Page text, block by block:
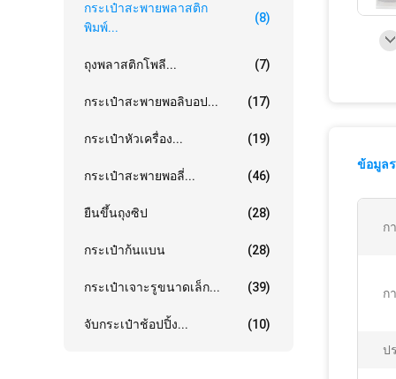
กระเป๋าสะพายพลาสติก
พิมพ์...
(8)
ถุงพลาสติกโพลี... (7)
กระเป๋าสะพายพอลิบอป... (17)
กระเป๋าหัวเครื่อง... (19)
กระเป๋าสะพายพอลี่... (46)
ยืนขึ้นถุงซิป (28)
กระเป๋าก้นแบน (28)
กระเป๋าเจาะรูขนาดเล็ก... (39)
จับกระเป๋าช้อปปิ้ง... (10)
ข้อมูล
ก
ก
ป